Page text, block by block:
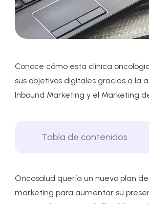
Conoce cómo esta clínica
sus objetivos digitales gracias a la
Inbound Marketing y el Marketing
Tabla de contenidos
Oncosalud quería un nuevo plan
marketing para aumentar su